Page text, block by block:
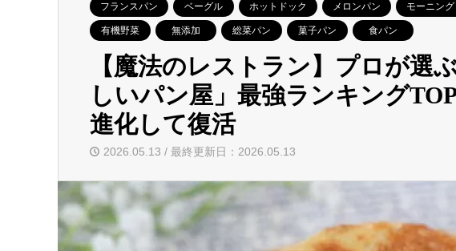
フランスパン ベーグル ホットドック メロンパン モーニン
有機野菜 無添加 総菜パン 菓子パン 食パン
【魔法のレストラン】プロが選
しいパン屋」最強ランキング
進化して復活
2026.05.13 / 最終更新日：2026.05.13